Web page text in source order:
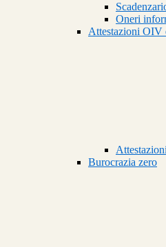
Oneri
Attestazioni OIV
Burocrazia zero